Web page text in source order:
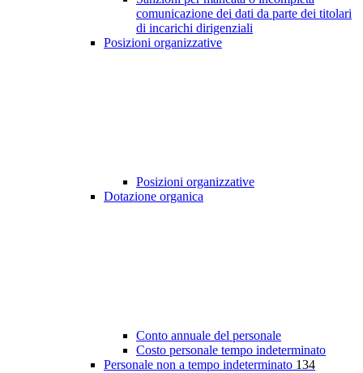
comunicazione dei dati da parte dei titolari
di incarichi dirigenziali
Posizioni organizzative
Posizioni organizzative
Dotazione organica
Conto annuale del personale
Costo personale tempo indeterminato
Personale non a tempo indeterminato 134